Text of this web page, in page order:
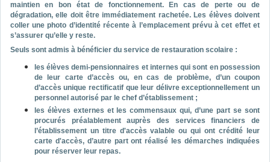
maintien en bon état de fonctionnement. En cas de perte ou de
dégradation, elle doit être immédiatement rachetée. Les élèves doivent
coller une photo d’identité récente à l’emplacement prévu à cet effet et
s’assurer qu’elle y reste.
Seuls sont admis à bénéficier du service de restauration scolaire :
les élèves demi-pensionnaires et internes qui sont en possession
de leur carte d’accès ou, en cas de problème, d’un coupon
d’accès unique rectificatif que leur délivre exceptionnellement un
personnel autorisé par le chef d’établissement ;
les élèves externes et les commensaux qui, d’une part se sont
procurés préalablement auprès des services financiers de
l’établissement un titre d'accès valable ou qui ont crédité leur
carte d'accès, d’autre part ont réalisé les démarches indiquées
pour réserver leur repas.